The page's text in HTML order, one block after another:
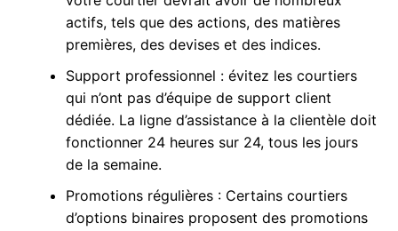
actifs, tels que des actions, des matières
premières, des devises et des indices.
Support professionnel : évitez les courtiers
qui n’ont pas d’équipe de support client
dédiée. La ligne d’assistance à la clientèle doit
fonctionner 24 heures sur 24, tous les jours
de la semaine.
Promotions régulières : Certains courtiers
d’options binaires proposent des promotions